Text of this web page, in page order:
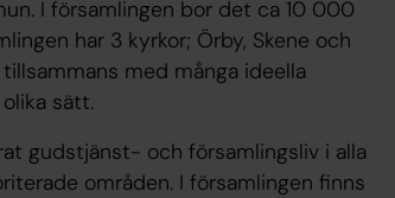
I församlingen bor det ca 10 000
har 3 kyrkor; Örby, Skene och
med många ideella
sätt.
gudstjänst- och församlingsliv i alla
områden. I församlingen finns